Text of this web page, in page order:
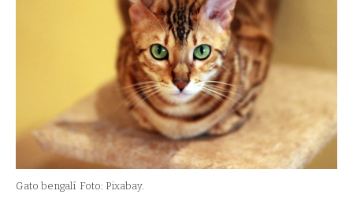
Gato bengalí Foto: Pixabay.